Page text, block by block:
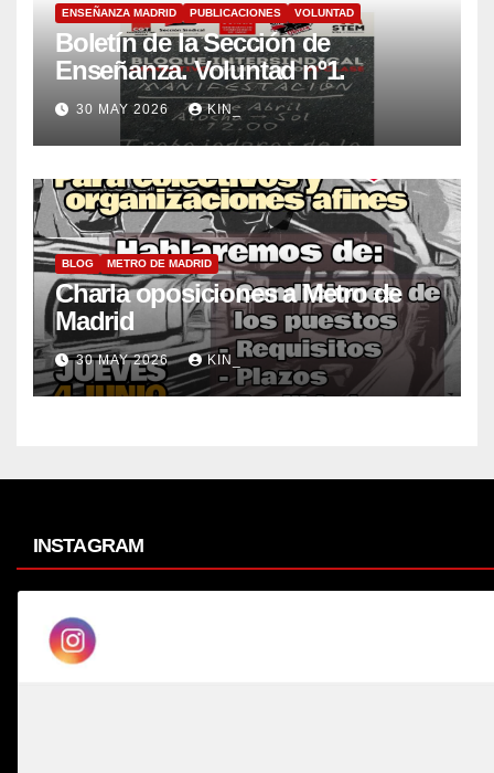
ENSEÑANZA MADRID PUBLICACIONES VOLUNTAD
Boletín de la Sección de
Enseñanza. Voluntad nº1.
30 MAY 2026 KIN_
BLOG METRO DE MADRID
Charla oposiciones a Metro de
Madrid
30 MAY 2026 KIN_
INSTAGRAM